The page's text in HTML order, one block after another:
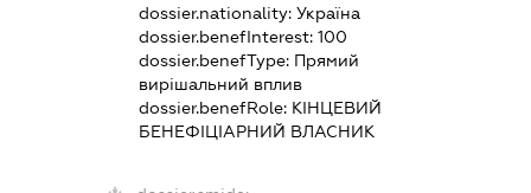
dossier.nationality:Україна
dossier.benefInterest:100
dossier.benefType: Прямий
вирішальний вплив
dossier.benefRole: КІНЦЕВИЙ
БЕНЕФІЦІАРНИЙ ВЛАСНИК